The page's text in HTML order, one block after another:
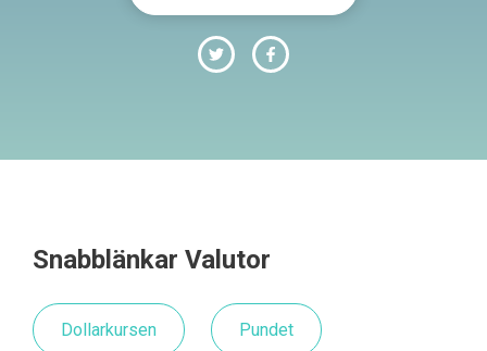
Snabblänkar Valutor
Dollarkursen Pundet